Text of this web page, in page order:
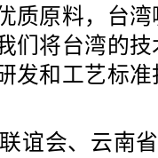
质原料，台
们将台湾的
发和工艺标
谊会、云南